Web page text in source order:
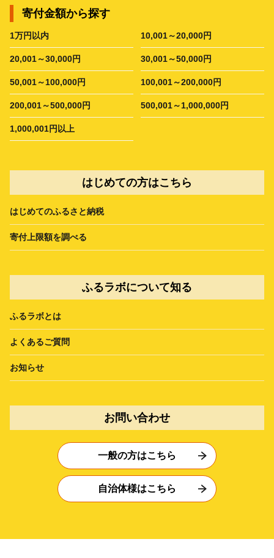
寄付金額から探す
1万円以内 10,001～20,000円
20,001～30,000円 30,001～50,000円
50,001～100,000円 100,001～200,000円
200,001～500,000円 500,001～1,000,000円
1,000,001円以上
はじめての方はこちら
はじめてのふるさと納税
寄付上限額を調べる
ふるラボについて知る
ふるラボとは
よくあるご質問
お知らせ
お問い合わせ
一般の方はこちら
自治体様はこちら